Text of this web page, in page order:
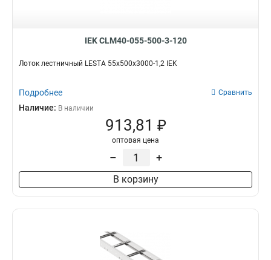
IEK CLM40-055-500-3-120
Лоток лестничный LESTA 55х500х3000-1,2 IEK
Подробнее Сравнить
Наличие: В наличии
913,81 ₽
оптовая цена
– +
В корзину